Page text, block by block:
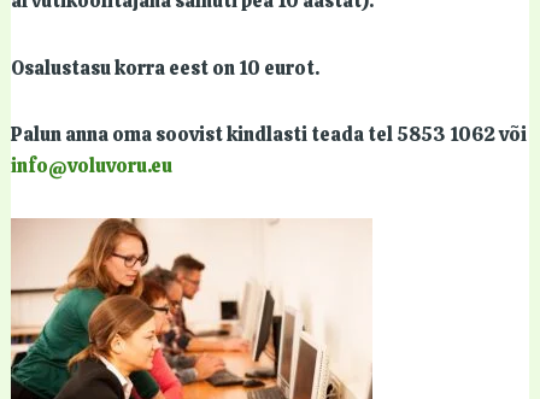
Osalustasu korra eest on 10 eurot.
Palun anna oma soovist kindlasti teada tel 5853 1062 või
info@voluvoru.eu